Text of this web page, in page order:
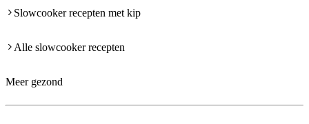
Slowcooker recepten met kip
Alle slowcooker recepten
Meer gezond